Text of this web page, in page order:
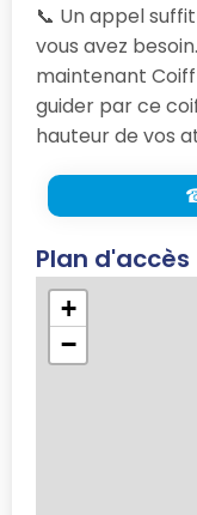
📞 Un appel
vous avez
maintenant
guider par ce
hauteur de vos
Plan d'accès
+
−